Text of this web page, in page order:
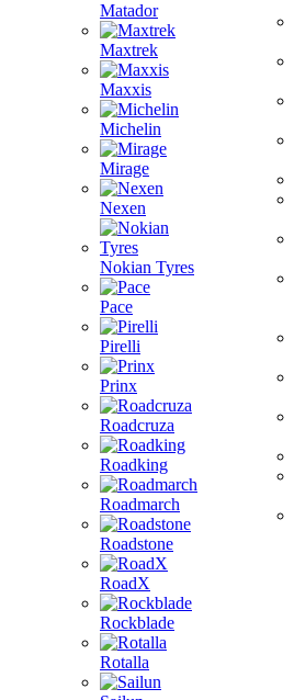
Matador
Maxtrek
Maxxis
Michelin
Mirage
Nexen
Nokian Tyres
Pace
Pirelli
Prinx
Roadcruza
Roadking
Roadmarch
Roadstone
RoadX
Rockblade
Rotalla